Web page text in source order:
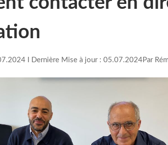
I Dernière Mise à jour : 05.07.2024Par